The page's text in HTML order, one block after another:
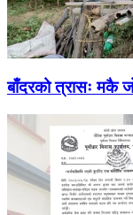
बाँदरको त्रासः मकै